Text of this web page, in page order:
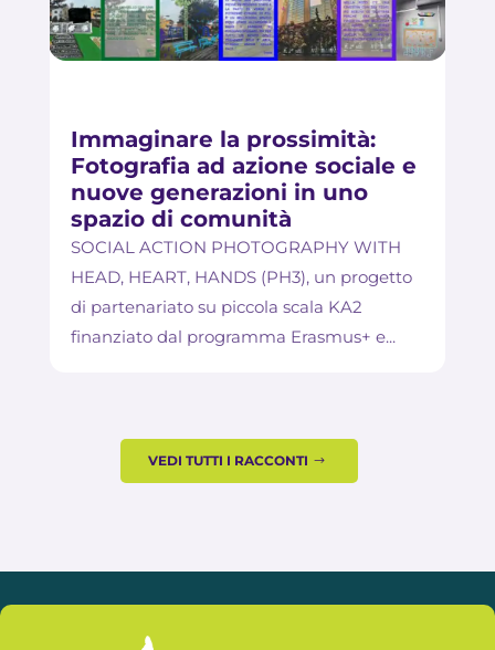
Immaginare la prossimità:
Fotografia ad azione sociale e
nuove generazioni in uno
spazio di comunità
SOCIAL ACTION PHOTOGRAPHY WITH
HEAD, HEART, HANDS (PH3), un progetto
di partenariato su piccola scala KA2
finanziato dal programma Erasmus+ e...
VEDI TUTTI I RACCONTI